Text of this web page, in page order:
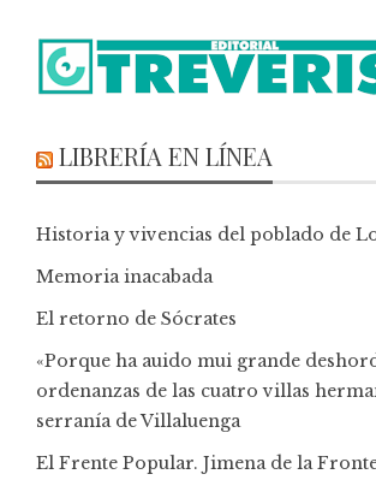
LIBRERÍA EN LÍNEA
Historia y vivencias del poblado de
Memoria inacabada
El retorno de Sócrates
«Porque ha auido mui grande
ordenanzas de las cuatro villas
serranía de Villaluenga
El Frente Popular. Jimena de la